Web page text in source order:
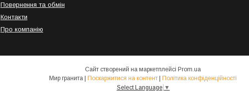
Повернення та обмін
Контакти
Про компанію
Сайт створений на маркетплейсі Prom.ua
Мир гранита | Поскаржитися на контент | Політика конфіденційності
Select Language ▼